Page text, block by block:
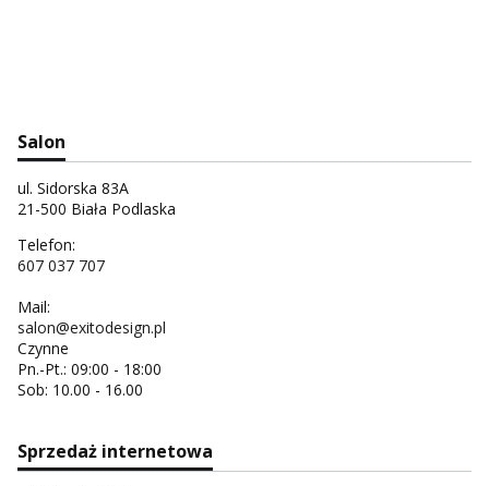
Salon
ul. Sidorska 83A
21-500 Biała Podlaska
Telefon:
607 037 707
Mail:
salon@exitodesign.pl
Czynne
Pn.-Pt.: 09:00 - 18:00
Sob: 10.00 - 16.00
Sprzedaż internetowa